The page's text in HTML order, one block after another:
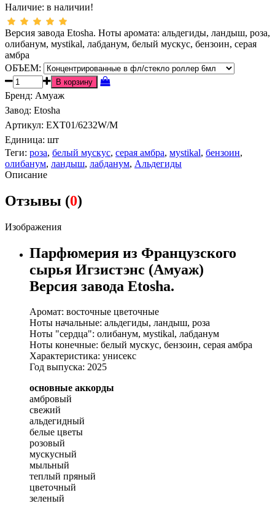
Наличие: в наличии!
Версия завода Etosha. Ноты аромата: альдегиды, ландыш, роза,
олибанум, мystikal, лабданум, белый мускус, бензоин, серая
амбра
ОБЪЕМ:
Бренд: Амуаж
Завод: Etosha
Артикул: EXT01/6232W/M
Единица: шт
Теги: роза, белый мускус, серая амбра, мystikal, бензоин,
олибанум, ландыш, лабданум, Альдегиды
Описание
Отзывы (0)
Изображения
Парфюмерия из Французского
сырья Игзистэнс (Амуаж)
Версия завода Etosha.
Аромат: восточные цветочные
Ноты начальные: альдегиды, ландыш, роза
Ноты "сердца": олибанум, мystikal, лабданум
Ноты конечные: белый мускус, бензоин, серая амбра
Характеристика: унисекс
Год выпуска: 2025
основные аккорды
амбровый
свежий
альдегидный
белые цветы
розовый
мускусный
мыльный
теплый пряный
цветочный
зеленый